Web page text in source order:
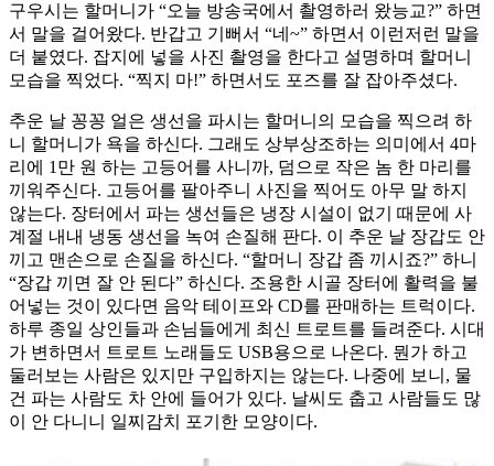
구우시는 할머니가 “오늘 방송국에서 촬영하러 왔능교?” 하면
서 말을 걸어왔다. 반갑고 기뻐서 “네~” 하면서 이런저런 말을
더 붙였다. 잡지에 넣을 사진 촬영을 한다고 설명하며 할머니
모습을 찍었다. “찍지 마!” 하면서도 포즈를 잘 잡아주셨다.
추운 날 꽁꽁 얼은 생선을 파시는 할머니의 모습을 찍으려 하
니 할머니가 욕을 하신다. 그래도 상부상조하는 의미에서 4마
리에 1만 원 하는 고등어를 사니까, 덤으로 작은 놈 한 마리를
끼워주신다. 고등어를 팔아주니 사진을 찍어도 아무 말 하지
않는다. 장터에서 파는 생선들은 냉장 시설이 없기 때문에 사
계절 내내 냉동 생선을 녹여 손질해 판다. 이 추운 날 장갑도 안
끼고 맨손으로 손질을 하신다. “할머니 장갑 좀 끼시죠?” 하니
“장갑 끼면 잘 안 된다” 하신다. 조용한 시골 장터에 활력을 불
어넣는 것이 있다면 음악 테이프와 CD를 판매하는 트럭이다.
하루 종일 상인들과 손님들에게 최신 트로트를 들려준다. 시대
가 변하면서 트로트 노래들도 USB용으로 나온다. 뭔가 하고
둘러보는 사람은 있지만 구입하지는 않는다. 나중에 보니, 물
건 파는 사람도 차 안에 들어가 있다. 날씨도 춥고 사람들도 많
이 안 다니니 일찌감치 포기한 모양이다.